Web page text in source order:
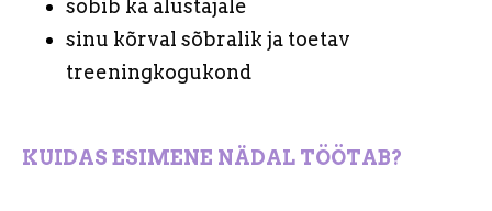
sobib ka alustajale
sinu kõrval sõbralik ja toetav
treeningkogukond
KUIDAS ESIMENE NÄDAL TÖÖTAB?